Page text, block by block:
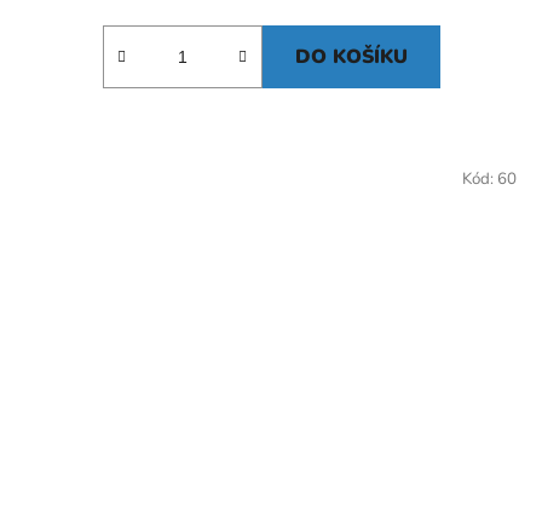
DO KOŠÍKU
Kód: 60